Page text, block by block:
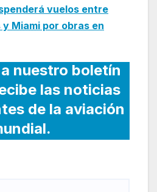
vuelos entre
Miami por obras en
nuestro boletín
las noticias
de la aviación